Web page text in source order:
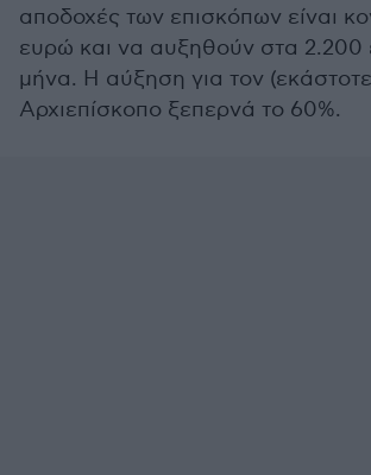
αποδοχές των επισκόπων είναι
ευρώ και να αυξηθούν στα 2.200
μήνα. Η αύξηση για τον
Αρχιεπίσκοπο ξεπερνά το 60%.